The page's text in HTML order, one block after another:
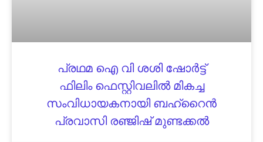
പ്രഥമ ഐ വി ശശി ഷോർട്ട്
ഫിലിം ഫെസ്റ്റിവലിൽ മികച്ച
സംവിധായകനായി ബഹ്റൈൻ
പ്രവാസി രഞ്ജിഷ് മുണ്ടക്കൽ